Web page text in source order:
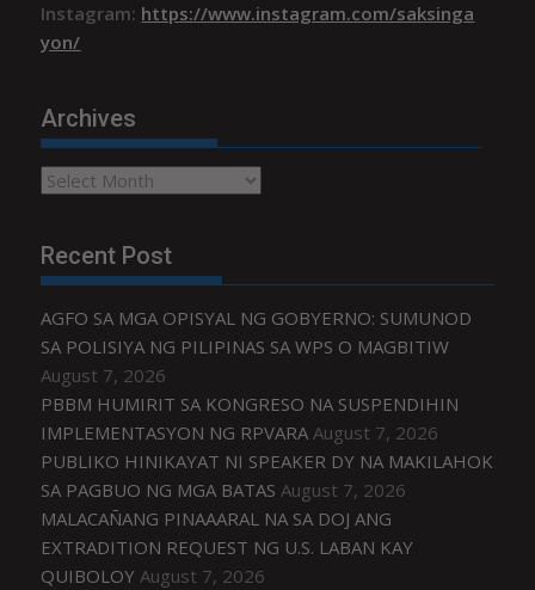
Instagram: https://www.instagram.com/saksinga
yon/
Archives
Archives
Recent Post
AGFO SA MGA OPISYAL NG GOBYERNO: SUMUNOD
SA POLISIYA NG PILIPINAS SA WPS O MAGBITIW
August 7, 2026
PBBM HUMIRIT SA KONGRESO NA SUSPENDIHIN
IMPLEMENTASYON NG RPVARA August 7, 2026
PUBLIKO HINIKAYAT NI SPEAKER DY NA MAKILAHOK
SA PAGBUO NG MGA BATAS August 7, 2026
MALACAÑANG PINAAARAL NA SA DOJ ANG
EXTRADITION REQUEST NG U.S. LABAN KAY
QUIBOLOY August 7, 2026